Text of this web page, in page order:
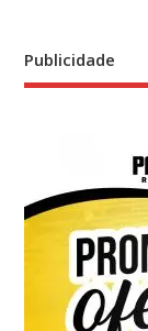
Publicidade